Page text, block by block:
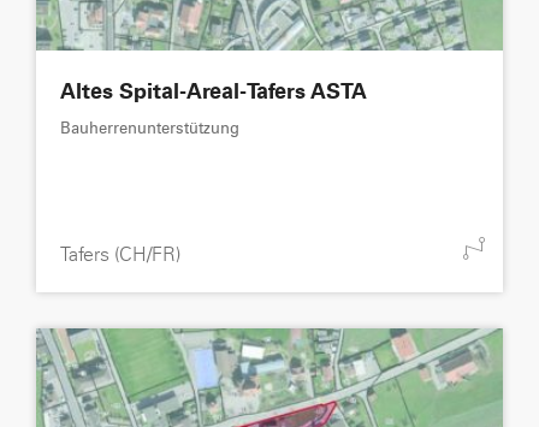
Altes Spital-Areal-Tafers ASTA
Bauherrenunterstützung
Tafers (CH/FR)